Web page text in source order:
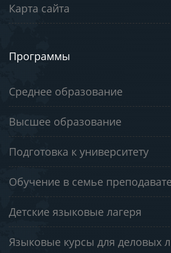
Карта сайта
Программы
Среднее образование
Высшее образование
Подготовка к университету
Обучение в семье
Детские языковые лагеря
Языковые курсы для деловых